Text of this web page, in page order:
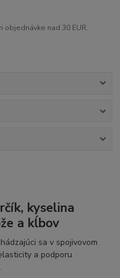
objednávke nad 30 EUR.
kyselina
a kĺbov
sa v spojivovom
a podporu